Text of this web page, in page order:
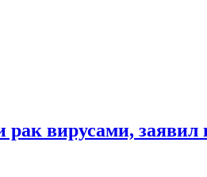
вирусами, заявил